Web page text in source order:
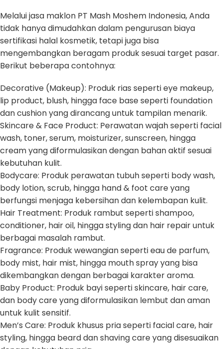
Melalui jasa maklon PT Mash Moshem Indonesia, Anda
tidak hanya dimudahkan dalam pengurusan biaya
sertifikasi halal kosmetik, tetapi juga bisa
mengembangkan beragam produk sesuai target pasar.
Berikut beberapa contohnya:
Decorative (Makeup): Produk rias seperti eye makeup,
lip product, blush, hingga face base seperti foundation
dan cushion yang dirancang untuk tampilan menarik.
Skincare & Face Product: Perawatan wajah seperti facial
wash, toner, serum, moisturizer, sunscreen, hingga
cream yang diformulasikan dengan bahan aktif sesuai
kebutuhan kulit.
Bodycare: Produk perawatan tubuh seperti body wash,
body lotion, scrub, hingga hand & foot care yang
berfungsi menjaga kebersihan dan kelembapan kulit.
Hair Treatment: Produk rambut seperti shampoo,
conditioner, hair oil, hingga styling dan hair repair untuk
berbagai masalah rambut.
Fragrance: Produk wewangian seperti eau de parfum,
body mist, hair mist, hingga mouth spray yang bisa
dikembangkan dengan berbagai karakter aroma.
Baby Product: Produk bayi seperti skincare, hair care,
dan body care yang diformulasikan lembut dan aman
untuk kulit sensitif.
Men’s Care: Produk khusus pria seperti facial care, hair
styling, hingga beard dan shaving care yang disesuaikan